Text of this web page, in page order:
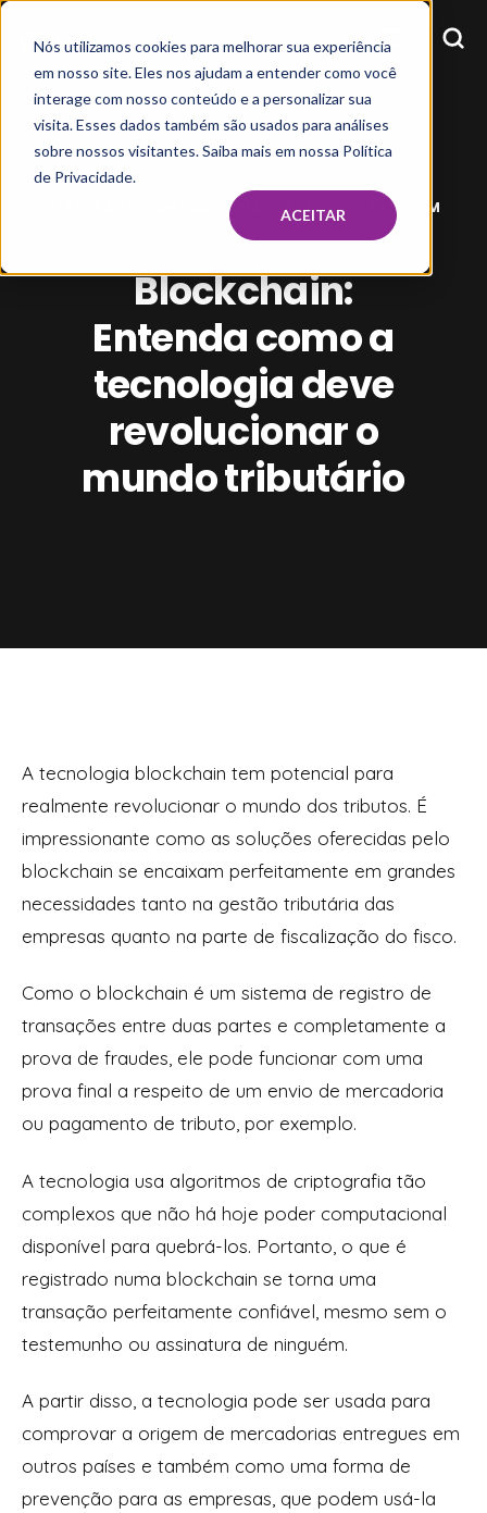
Nós utilizamos cookies para melhorar sua experiência
em nosso site. Eles nos ajudam a entender como você
interage com nosso conteúdo e a personalizar sua
visita. Esses dados também são usados para análises
sobre nossos visitantes. Saiba mais em nossa Política
de Privacidade.
ACEITAR
MAY 16, 2019, 3:48:50 PM
Blockchain:
Entenda como a
tecnologia deve
revolucionar o
mundo tributário
A tecnologia blockchain tem potencial para
realmente revolucionar o mundo dos tributos. É
impressionante como as soluções oferecidas pelo
blockchain se encaixam perfeitamente em grandes
necessidades tanto na gestão tributária das
empresas quanto na parte de fiscalização do fisco.
Como o blockchain é um sistema de registro de
transações entre duas partes e completamente a
prova de fraudes, ele pode funcionar com uma
prova final a respeito de um envio de mercadoria
ou pagamento de tributo, por exemplo.
A tecnologia usa algoritmos de criptografia tão
complexos que não há hoje poder computacional
disponível para quebrá-los. Portanto, o que é
registrado numa blockchain se torna uma
transação perfeitamente confiável, mesmo sem o
testemunho ou assinatura de ninguém.
A partir disso, a tecnologia pode ser usada para
comprovar a origem de mercadorias entregues em
outros países e também como uma forma de
prevenção para as empresas, que podem usá-la